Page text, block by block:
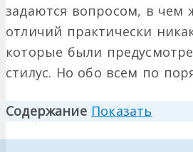
задаются вопросом, в чем
отличий практически
которые были
стилус. Но обо всем по
Содержание Показать